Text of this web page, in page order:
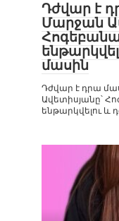
Դժվար է
Մարջան
մասին
Դժվար է դրա
Ավետիսյանը՝
ենթարկվելու և